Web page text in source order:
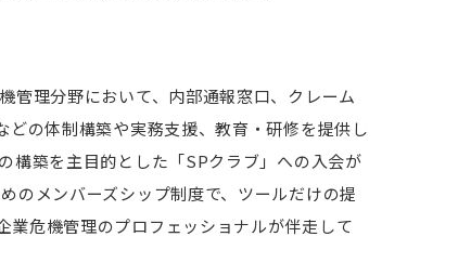
管理分野において、内部通報窓口、クレーム
の体制構築や実務支援、教育・研修を提供し
構築を主目的とした「SPクラブ」への入会が
のメンバーズシップ制度で、ツールだけの提
業危機管理のプロフェッショナルが伴走して